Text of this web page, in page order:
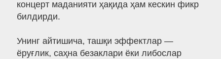
концерт маданияти ҳақида ҳам кескин фикр
билдирди.
Унинг айтишича, ташқи эффектлар —
ёруғлик, саҳна безаклари ёки либослар